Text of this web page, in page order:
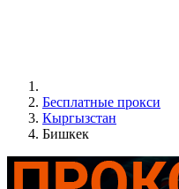
Бесплатные прокси
Кыргызстан
Бишкек